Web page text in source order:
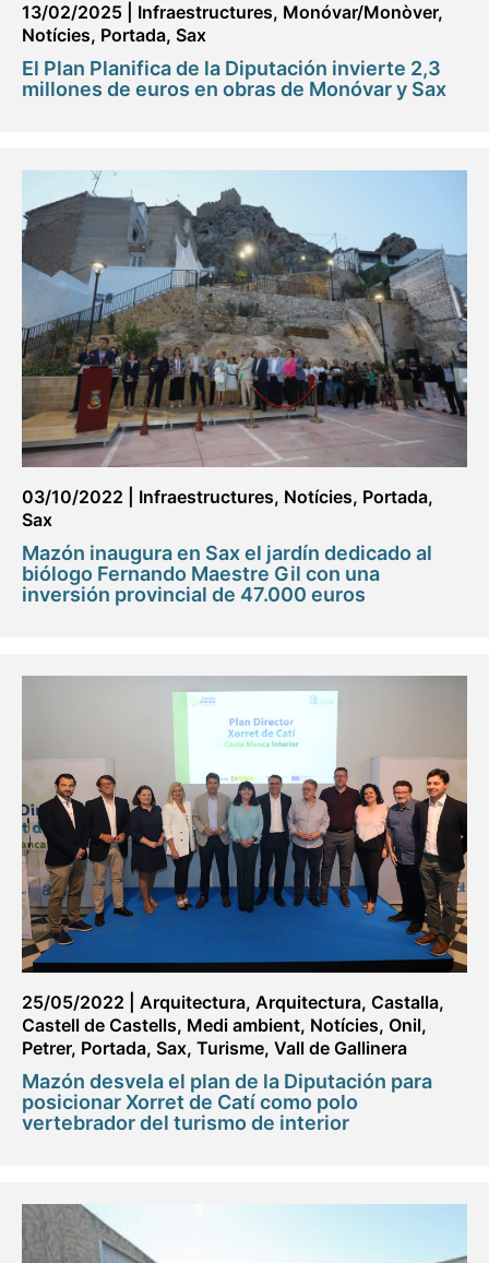
13/02/2025 Infraestructures, Monóvar/Monòver,
Notícies, Portada, Sax
El Plan Planifica de la Diputación invierte 2,3
millones de euros en obras de Monóvar y Sax
03/10/2022 Infraestructures, Notícies, Portada,
Sax
Mazón inaugura en Sax el jardín dedicado al
biólogo Fernando Maestre Gil con una
inversión provincial de 47.000 euros
25/05/2022 Arquitectura, Arquitectura, Castalla,
Castell de Castells, Medi ambient, Notícies, Onil,
Petrer, Portada, Sax, Turisme, Vall de Gallinera
Mazón desvela el plan de la Diputación para
posicionar Xorret de Catí como polo
vertebrador del turismo de interior